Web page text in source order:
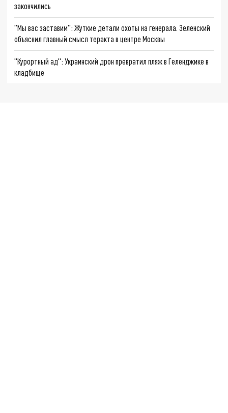
закончились
"Мы вас заставим": Жуткие детали охоты на генерала. Зеленский
объяснил главный смысл теракта в центре Москвы
"Курортный ад": Украинский дрон превратил пляж в Геленджике в
кладбище